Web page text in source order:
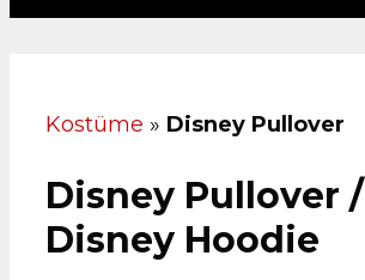
Kostüme » Disney Pullover
Disney Pullover /
Disney Hoodie